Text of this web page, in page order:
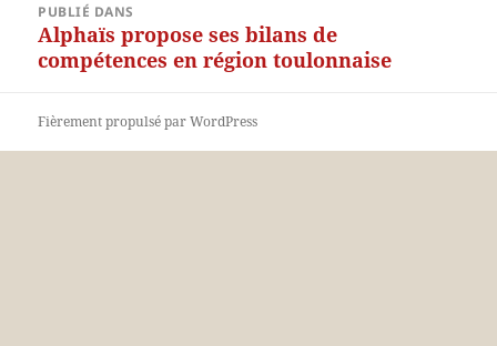
l’article
PUBLIÉ DANS
Alphaïs propose ses bilans de
compétences en région toulonnaise
Fièrement propulsé par WordPress